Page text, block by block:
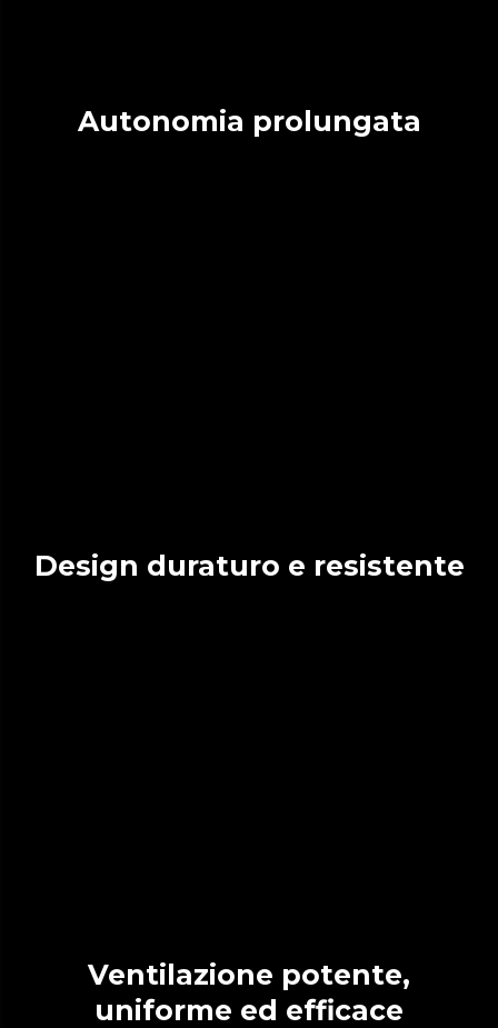
Autonomia prolungata
Design duraturo e resistente
Ventilazione potente,
uniforme ed efficace